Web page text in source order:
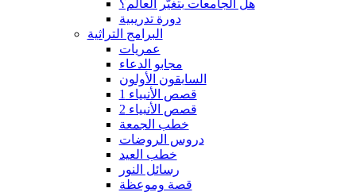
هل الجامعات بتغيّر العالم؟
دورة تدريبية
البرامج التراثية
عمريات
مجابو الدعاء
السابقون الأولون
قصص الأنبياء 1
قصص الأنبياء 2
خطب الجمعة
دروس الروضات
خطب العيد
رسائل النور
قصة وموعظة